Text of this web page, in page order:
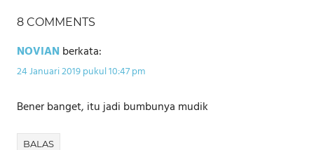
8 COMMENTS
NOVIAN berkata:
24 Januari 2019 pukul 10:47 pm
Bener banget, itu jadi bumbunya mudik
BALAS